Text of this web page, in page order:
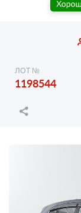
ЛОТ №
1198544